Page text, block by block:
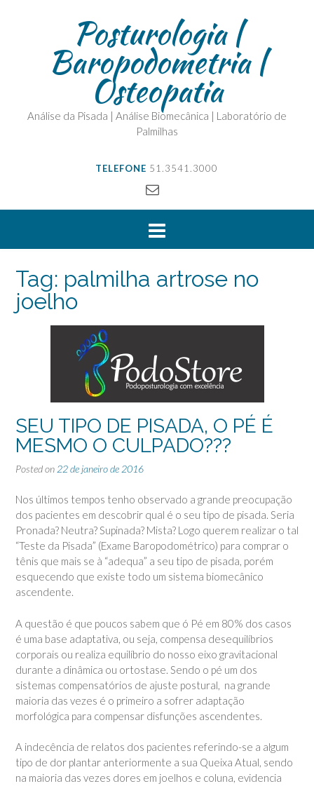
Posturologia |
Baropodometria |
Osteopatia
Análise da Pisada | Análise Biomecânica | Laboratório de
Palmilhas
TELEFONE 51.3541.3000
Tag: palmilha artrose no
joelho
SEU TIPO DE PISADA, O PÉ É
MESMO O CULPADO???
Posted on 22 de janeiro de 2016
Nos últimos tempos tenho observado a grande preocupação
dos pacientes em descobrir qual é o seu tipo de pisada. Seria
Pronada? Neutra? Supinada? Mista? Logo querem realizar o tal
“Teste da Pisada” (Exame Baropodométrico) para comprar o
tênis que mais se à “adequa” a seu tipo de pisada, porém
esquecendo que existe todo um sistema biomecânico
ascendente.
A questão é que poucos sabem que ó Pé em 80% dos casos
é uma base adaptativa, ou seja, compensa desequilíbrios
corporais ou realiza equilíbrio do nosso eixo gravitacional
durante a dinâmica ou ortostase. Sendo o pé um dos
sistemas compensatórios de ajuste postural, na grande
maioria das vezes é o primeiro a sofrer adaptação
morfológica para compensar disfunções ascendentes.
A indecência de relatos dos pacientes referindo-se a algum
tipo de dor plantar anteriormente a sua Queixa Atual, sendo
na maioria das vezes dores em joelhos e coluna, evidencia